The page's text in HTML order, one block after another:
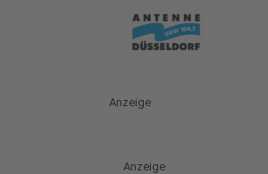
Anzeige
Anzeige